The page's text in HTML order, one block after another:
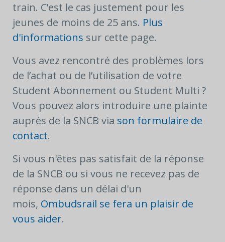
train. C’est le cas justement pour les
jeunes de moins de 25 ans. Plus
d'informations sur cette page.
Vous avez rencontré des problèmes lors
de l’achat ou de l’utilisation de votre
Student Abonnement ou Student Multi ?
Vous pouvez alors introduire une plainte
auprès de la SNCB via son formulaire de
contact.
Si vous n'êtes pas satisfait de la réponse
de la SNCB ou si vous ne recevez pas de
réponse dans un délai d'un
mois, Ombudsrail se fera un plaisir de
vous aider.